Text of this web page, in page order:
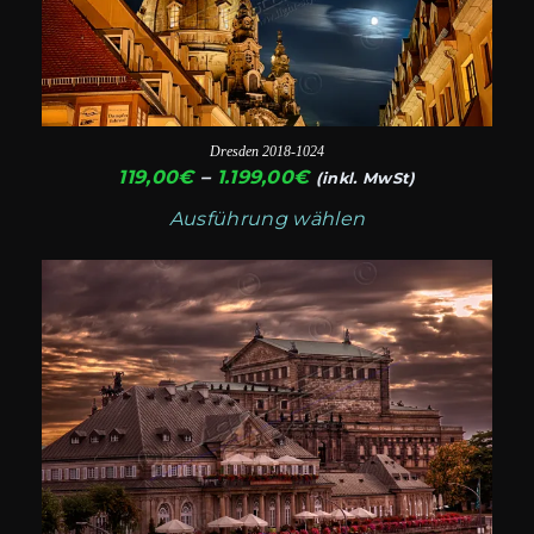
Dresden 2018-1024
119,00€ – 1.199,00€Preisspanne:
bis
(inkl. MwSt)
Ausführung wählen
auf.
Die
Optionen
können
werden
Dieses
Produkt
weist
mehrere
Varianten
auf.
Die
Optionen